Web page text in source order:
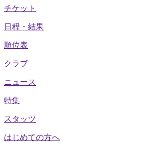
チケット
日程・結果
順位表
クラブ
ニュース
特集
スタッツ
はじめての方へ